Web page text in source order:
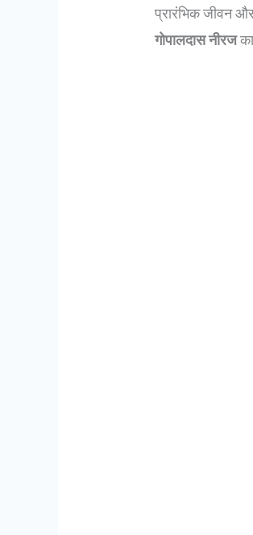
प्रारंभिक जीवन और
गोपालदास नीरज